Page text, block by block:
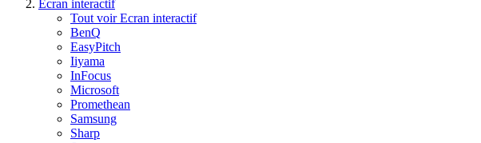
Ecran interactif
Tout voir Ecran interactif
BenQ
EasyPitch
Iiyama
InFocus
Microsoft
Promethean
Samsung
Sharp